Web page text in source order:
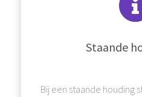
Staande
Bij een staande houding